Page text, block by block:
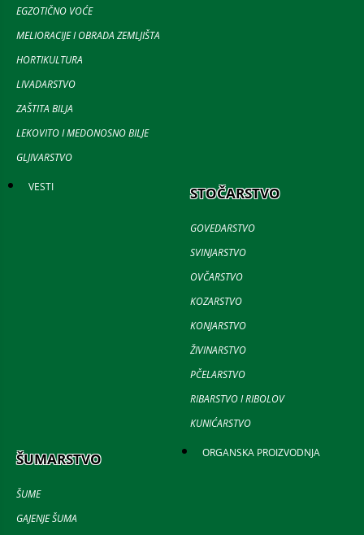
EGZOTIČNO VOĆE
MELIORACIJE I OBRADA ZEMLJIŠTA
HORTIKULTURA
LIVADARSTVO
ZAŠTITA BILJA
LEKOVITO I MEDONOSNO BILJE
GLJIVARSTVO
VESTI STOČARSTVO
GOVEDARSTVO
SVINJARSTVO
OVČARSTVO
KOZARSTVO
KONJARSTVO
ŽIVINARSTVO
PČELARSTVO
RIBARSTVO I RIBOLOV
KUNIĆARSTVO
ŠUMARSTVO
ŠUME
GAJENJE ŠUMA
ORGANSKA PROIZVODNJA